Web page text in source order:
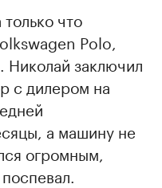
что
Polo,
Николай заключил
с дилером на
а машину не
огромным,